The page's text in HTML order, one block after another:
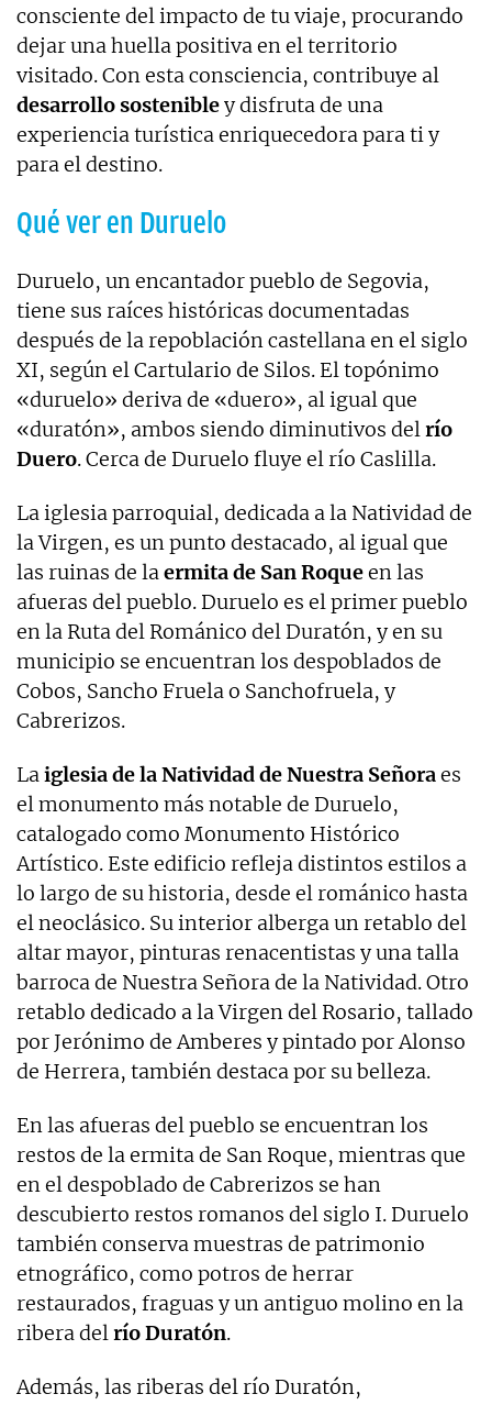
consciente del impacto de tu viaje, procurando
dejar una huella positiva en el territorio
visitado. Con esta consciencia, contribuye al
desarrollo sostenibley disfruta de una
experiencia turística enriquecedora para ti y
para el destino.
Qué ver en Duruelo
Duruelo, un encantador pueblo de Segovia,
tiene sus raíces históricas documentadas
después de la repoblación castellana en el siglo
XI, según el Cartulario de Silos. El topónimo
«duruelo» deriva de «duero», al igual que
«duratón», ambos siendo diminutivos delrío
Duero. Cerca de Duruelo fluye el río Caslilla.
La iglesia parroquial, dedicada a la Natividad de
la Virgen, es un punto destacado, al igual que
las ruinas de laermita de San Roqueen las
afueras del pueblo. Duruelo es el primer pueblo
en la Ruta del Románico del Duratón, y en su
municipio se encuentran los despoblados de
Cobos, Sancho Fruela o Sanchofruela, y
Cabrerizos.
Laiglesia de la Natividad de Nuestra Señoraes
el monumento más notable de Duruelo,
catalogado como Monumento Histórico
Artístico. Este edificio refleja distintos estilos a
lo largo de su historia, desde el románico hasta
el neoclásico. Su interior alberga un retablo del
altar mayor, pinturas renacentistas y una talla
barroca de Nuestra Señora de la Natividad. Otro
retablo dedicado a la Virgen del Rosario, tallado
por Jerónimo de Amberes y pintado por Alonso
de Herrera, también destaca por su belleza.
En las afueras del pueblo se encuentran los
restos de la ermita de San Roque, mientras que
en el despoblado de Cabrerizos se han
descubierto restos romanos del siglo I. Duruelo
también conserva muestras de patrimonio
etnográfico, como potros de herrar
restaurados, fraguas y un antiguo molino en la
ribera delrío Duratón.
Además, las riberas del río Duratón,